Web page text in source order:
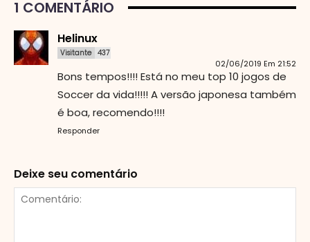
1 COMENTÁRIO
Helinux
Visitante 437
02/06/2019 Em 21:52
Bons tempos!!!! Está no meu top 10 jogos de
Soccer da vida!!!!! A versão japonesa também
é boa, recomendo!!!!
Responder
Deixe seu comentário